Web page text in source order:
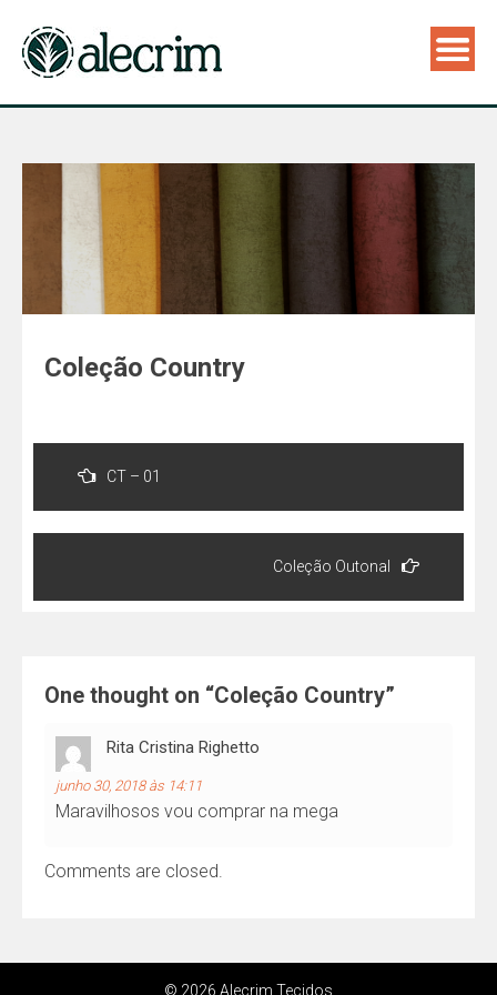
Coleção Country
Navegação
Post
CT – 01
Coleção Outonal
One thought on “Coleção Country”
Rita Cristina Righetto
junho 30, 2018 às 14:11
Maravilhosos vou comprar na mega
Comments are closed.
© 2026 Alecrim Tecidos